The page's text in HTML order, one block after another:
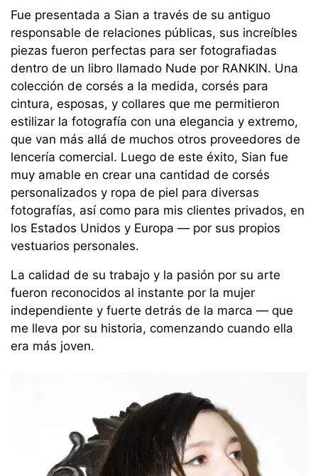
Fue presentada a Sian a través de su antiguo
responsable de relaciones públicas, sus increíbles
piezas fueron perfectas para ser fotografiadas
dentro de un libro llamado Nude por RANKIN. Una
colección de corsés a la medida, corsés para
cintura, esposas, y collares que me permitieron
estilizar la fotografía con una elegancia y extremo,
que van más allá de muchos otros proveedores de
lencería comercial. Luego de este éxito, Sian fue
muy amable en crear una cantidad de corsés
personalizados y ropa de piel para diversas
fotografías, así como para mis clientes privados, en
los Estados Unidos y Europa — por sus propios
vestuarios personales.
La calidad de su trabajo y la pasión por su arte
fueron reconocidos al instante por la mujer
independiente y fuerte detrás de la marca — que
me lleva por su historia, comenzando cuando ella
era más joven.